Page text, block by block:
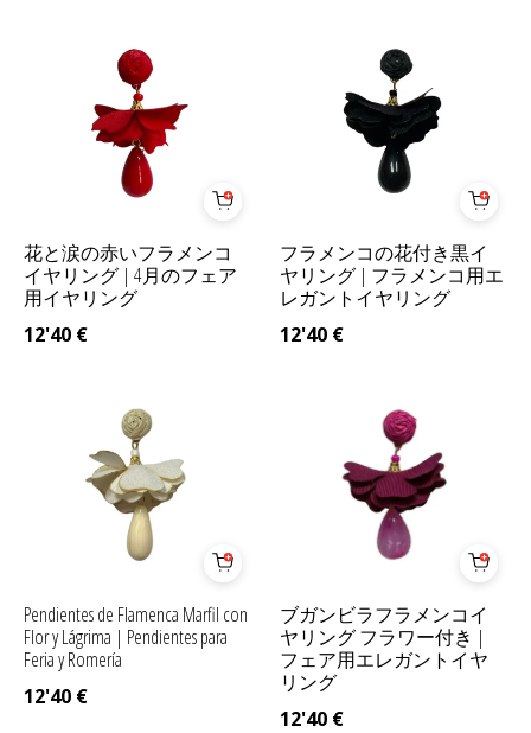
花と涙の赤いフラメンコ
イヤリング | 4月のフェア
用イヤリング
12'40 €
フラメンコの花付き黒イ
ヤリング | フラメンコ用エ
レガントイヤリング
12'40 €
Pendientes de Flamenca Marfil con
Flor y Lágrima | Pendientes para
Feria y Romería
12'40 €
ブガンビラフラメンコイ
ヤリング フラワー付き |
フェア用エレガントイヤ
リング
12'40 €